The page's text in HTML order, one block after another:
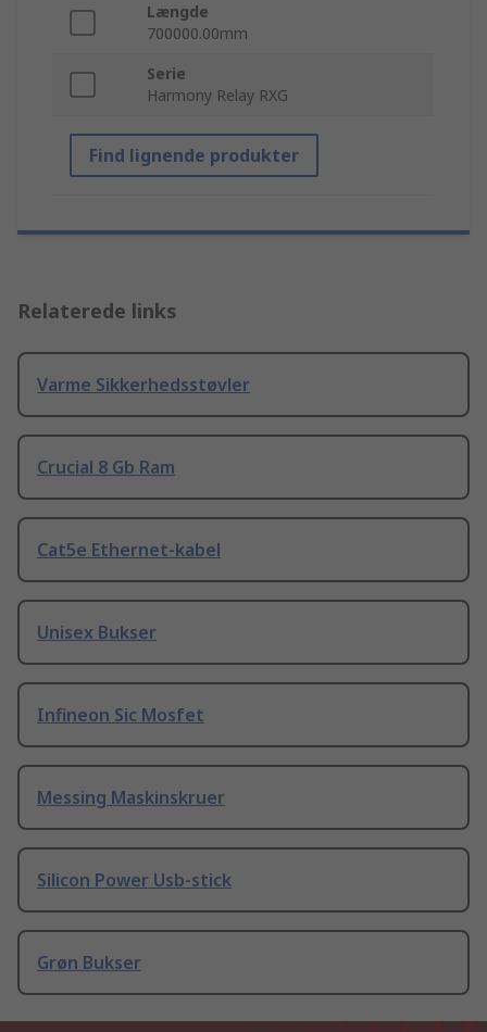
Længde
700000.00mm
Serie
Harmony Relay RXG
Find lignende produkter
Relaterede links
Varme Sikkerhedsstøvler
Crucial 8 Gb Ram
Cat5e Ethernet-kabel
Unisex Bukser
Infineon Sic Mosfet
Messing Maskinskruer
Silicon Power Usb-stick
Grøn Bukser